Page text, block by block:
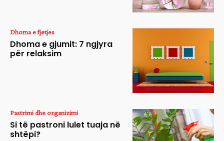
Dhoma e fjetjes
Dhoma e gjumit: 7 ngjyra
për relaksim
Pastrimi dhe organizimi
Si të pastroni lulet tuaja në
shtëpi?